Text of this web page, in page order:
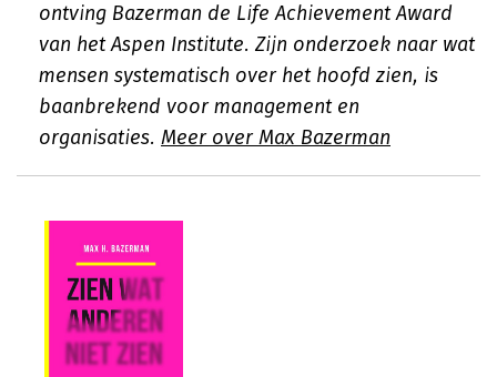
ontving Bazerman de Life Achievement Award
van het Aspen Institute. Zijn onderzoek naar wat
mensen systematisch over het hoofd zien, is
baanbrekend voor management en
organisaties. Meer over Max Bazerman